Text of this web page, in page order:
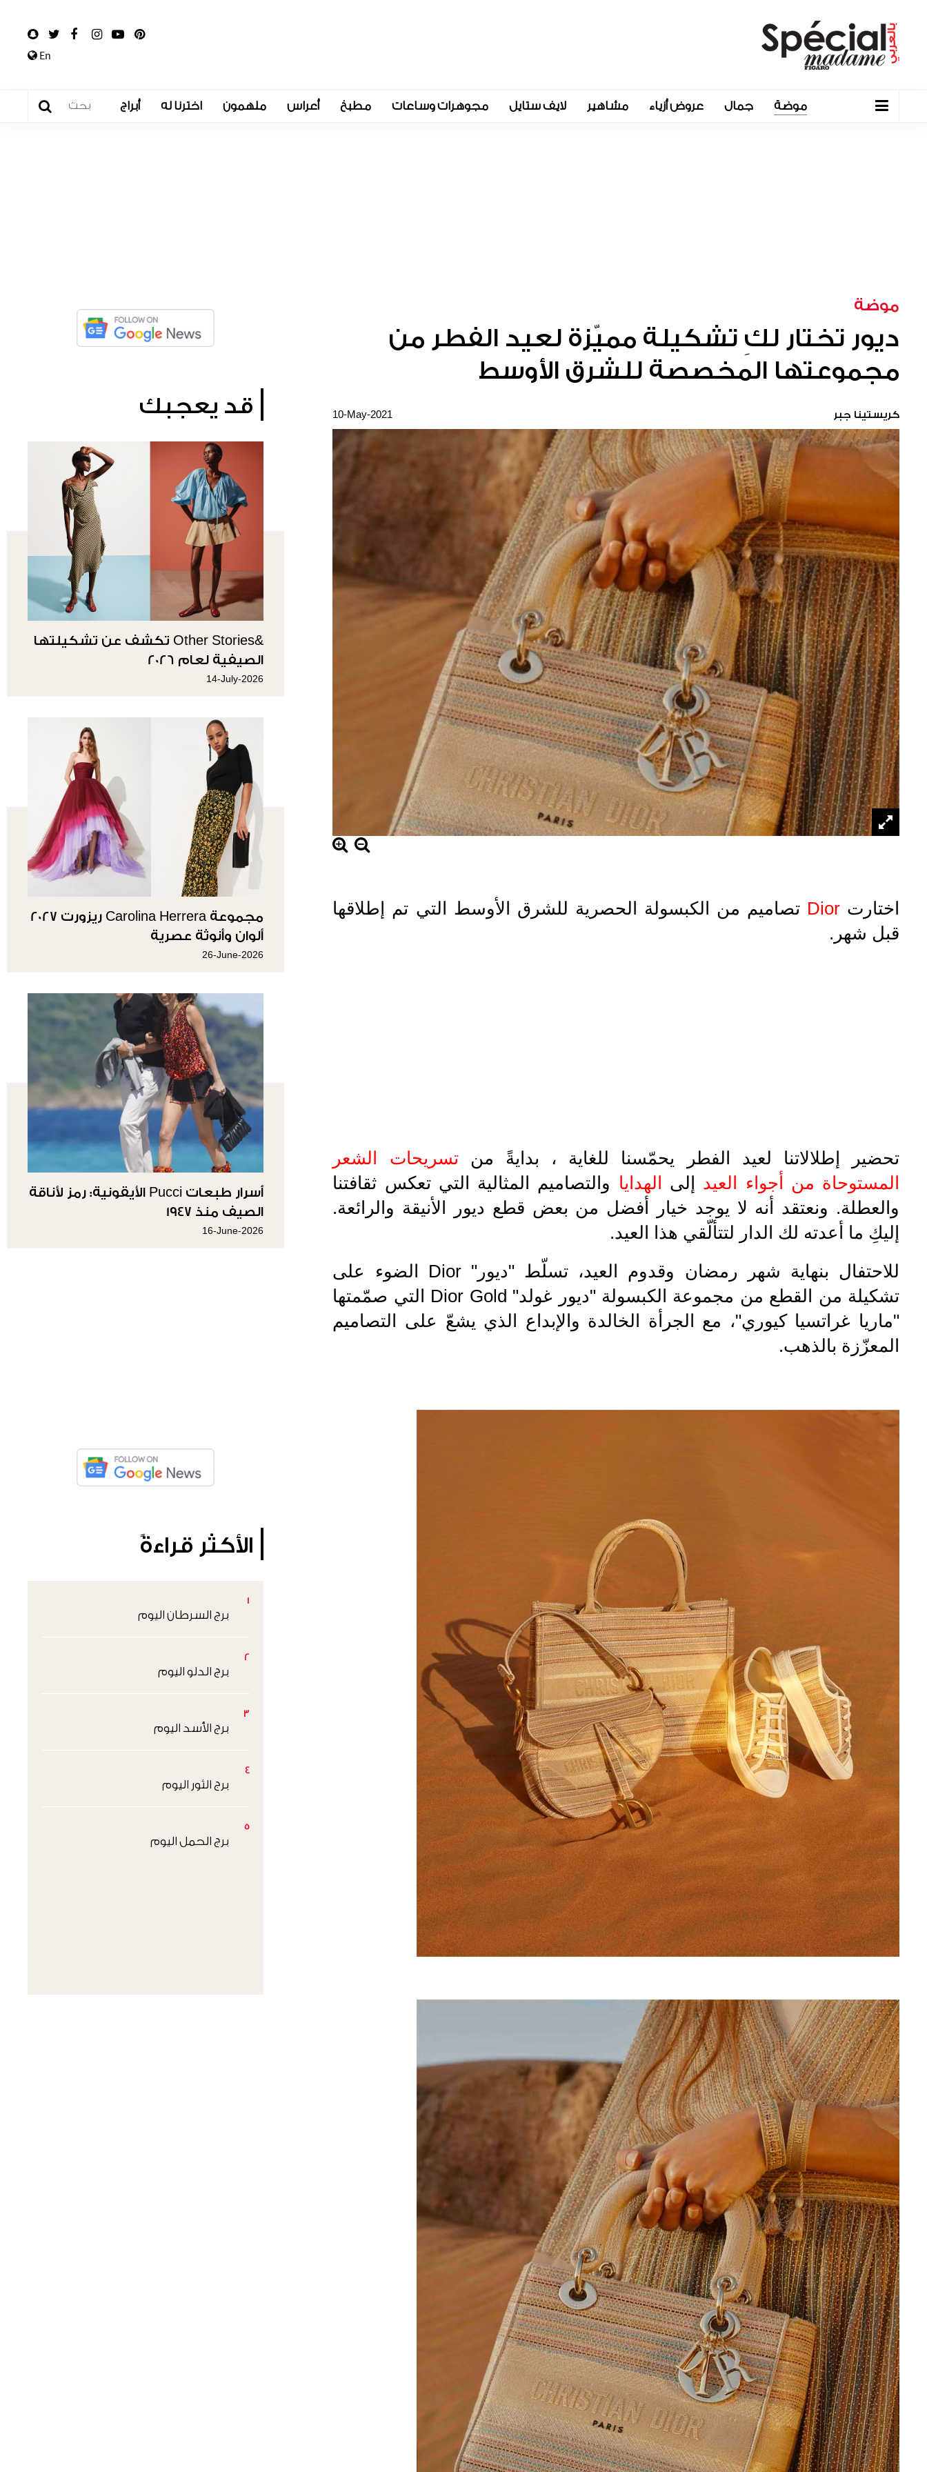
En
موضة جمال عروض أزياء مشاهير لايف ستايل مجوهرات وساعات مطبخ أعراس ملهمون اخترنا له أبراج
موضة
ديور تختار لكِ تشكيلة مميّزة لعيد الفطر من
مجموعتها المخصصة للشرق الأوسط
كريستينا جبر 10-May-2021
اختارتDior تصاميم من الكبسولة الحصرية للشرق الأوسط التي تم إطلاقها
قبل شهر.
تحضير إطلالاتنا لعيد الفطر يحمّسنا للغاية ، بدايةً منتسريحات الشعر
المستوحاة من أجواء العيد إلى الهدايا والتصاميم المثالية التي تعكس ثقافتنا
والعطلة. ونعتقد أنه لا يوجد خيار أفضل من بعض قطع ديور الأنيقة والرائعة.
إليكِ ما أعدته لك الدار لتتألّقي هذا العيد.
للاحتفال بنهاية شهر رمضان وقدوم العيد، تسلّط "ديور"Dior الضوء على
تشكيلة من القطع من مجموعة الكبسولة "ديور غولد" Dior Gold التي صمّمتها
"ماريا غراتسيا كيوري"، مع الجرأة الخالدة والإبداع الذي يشعّ على التصاميم
المعزّزة بالذهب.
قد يعجبك
&Other Stories تكشف عن تشكيلتها
الصيفية لعام 2026
14-July-2026
مجموعة Carolina Herrera ريزورت 2027
ألوان وأنوثة عصرية
26-June-2026
أسرار طبعات Pucci الأيقونية: رمز لأناقة
الصيف منذ 1947
16-June-2026
الأكثر قراءةً
1
برج السرطان اليوم
2
برج الدلو اليوم
3
برج الأسد اليوم
4
برج الثور اليوم
5
برج الحمل اليوم